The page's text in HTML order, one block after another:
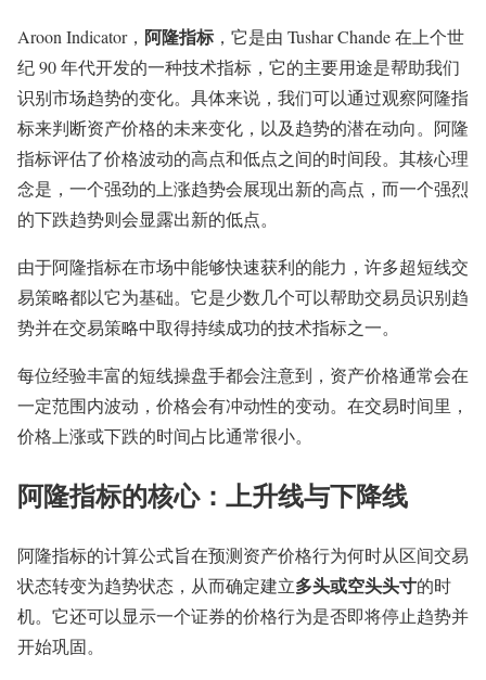
Aroon Indicator， 阿隆指标 ，它是由 Tushar Chande 在上个世
纪 90 年代开发的一种技术指标，它的主要用途是帮助我们
识别市场趋势的变化。具体来说，我们可以通过观察阿隆指
标来判断资产价格的未来变化，以及趋势的潜在动向。阿隆
指标评估了价格波动的高点和低点之间的时间段。其核心理
念是，一个强劲的上涨趋势会展现出新的高点，而一个强烈
的下跌趋势则会显露出新的低点。
由于阿隆指标在市场中能够快速获利的能力，许多超短线交
易策略都以它为基础。它是少数几个可以帮助交易员识别趋
势并在交易策略中取得持续成功的技术指标之一。
每位经验丰富的短线操盘手都会注意到，资产价格通常会在
一定范围内波动，价格会有冲动性的变动。在交易时间里，
价格上涨或下跌的时间占比通常很小。
阿隆指标的核心：上升线与下降线
阿隆指标的计算公式旨在预测资产价格行为何时从区间交易
状态转变为趋势状态，从而确定建立多头或空头头寸的时
机。它还可以显示一个证券的价格行为是否即将停止趋势并
开始巩固。